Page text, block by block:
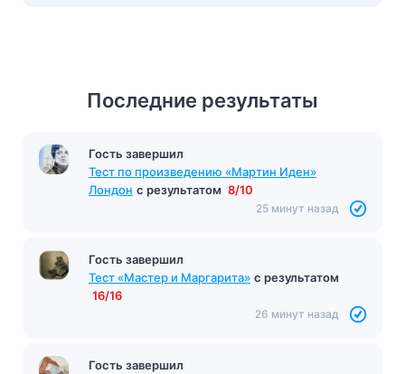
Последние результаты
Гость завершил
Тест по произведению «Мартин Иден»
Лондон с результатом 8/10
25 минут назад
Гость завершил
Тест «Мастер и Маргарита» с результатом
16/16
26 минут назад
Гость завершил